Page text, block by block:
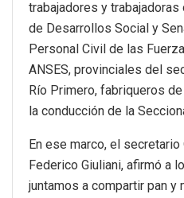
trabajadores y
de Desarrollos Social y
Personal Civil de las
ANSES, provinciales del
Río Primero, fabriqueros
la conducción de la
En ese marco, el
Federico Giuliani, afirmó a
juntamos a compartir pan y